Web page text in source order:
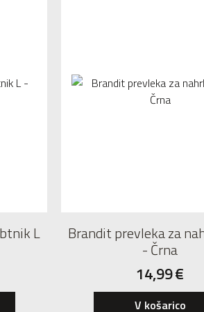
L Brandit prevleka za
- Črna
14,99€
V košarico